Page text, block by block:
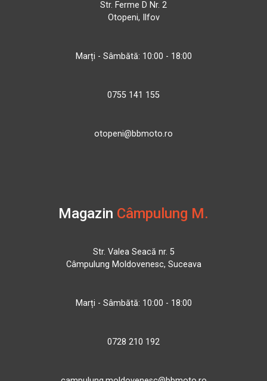
Str. Ferme D Nr. 2
Otopeni, Ilfov
Marți - Sâmbătă: 10:00 - 18:00
0755 141 155
otopeni@bbmoto.ro
Magazin Câmpulung M.
Str. Valea Seacă nr. 5
Câmpulung Moldovenesc, Suceava
Marți - Sâmbătă: 10:00 - 18:00
0728 210 192